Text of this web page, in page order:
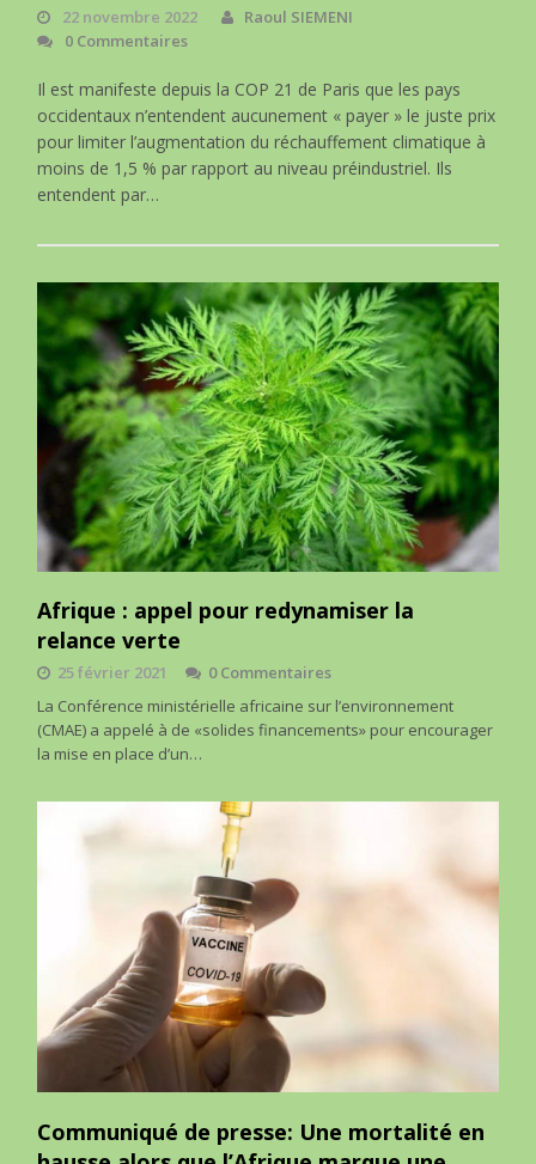
22 novembre 2022
Raoul SIEMENI
0 Commentaires
Il est manifeste depuis la COP 21 de Paris que les pays
occidentaux n’entendent aucunement « payer » le juste prix
pour limiter l’augmentation du réchauffement climatique à
moins de 1,5 % par rapport au niveau préindustriel. Ils
entendent par…
Afrique : appel pour redynamiser la
relance verte
25 février 2021
0 Commentaires
La Conférence ministérielle africaine sur l’environnement
(CMAE) a appelé à de «solides financements» pour encourager
la mise en place d’un…
Communiqué de presse: Une mortalité en